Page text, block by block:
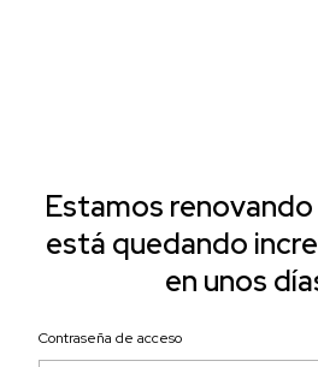
Estamos
está quedando
en unos
Contraseña de acceso